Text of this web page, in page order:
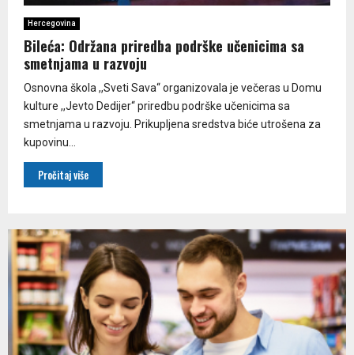
Hercegovina
Bileća: Održana priredba podrške učenicima sa
smetnjama u razvoju
Osnovna škola ,,Sveti Sava“ organizovala je večeras u Domu
kulture ,,Jevto Dedijer“ priredbu podrške učenicima sa
smetnjama u razvoju. Prikupljena sredstva biće utrošena za
kupovinu...
Pročitaj više